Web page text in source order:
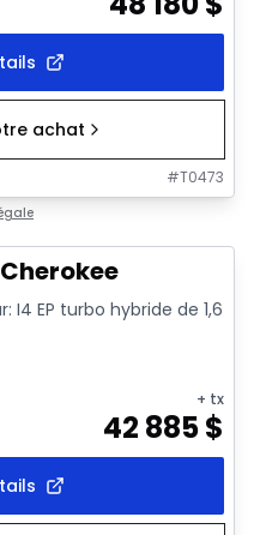
achat
#T0473
I4 EP turbo hybride de 1,6
+ tx
42 885$